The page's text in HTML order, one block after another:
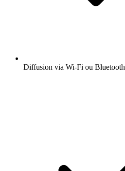
Diffusion via Wi-Fi ou Bluetooth